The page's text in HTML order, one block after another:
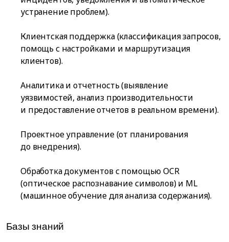
устранение проблем).
Клиентская поддержка (классификация запросов,
помощь с настройками и маршрутизация
клиентов).
Аналитика и отчетность (выявление
уязвимостей, анализ производительности
и предоставление отчетов в реальном времени).
Проектное управление (от планирования
до внедрения).
Обработка документов с помощью OCR
(оптическое распознавание символов) и ML
(машинное обучение для анализа содержания).
Базы знаний